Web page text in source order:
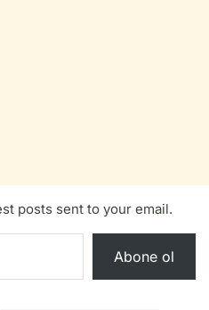
posts sent to your email.
Abone ol